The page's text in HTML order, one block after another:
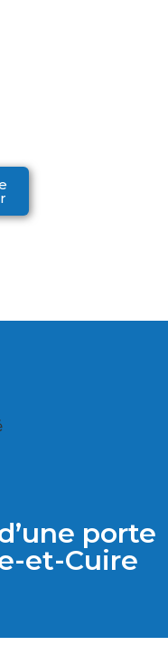
porte
et-Cuire